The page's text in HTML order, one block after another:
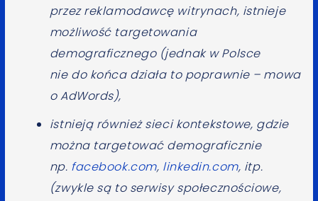
przez reklamodawcę witrynach, istnieje
możliwość targetowania
demograficznego (jednak w Polsce
nie do końca działa to poprawnie – mowa
o AdWords),
istnieją również sieci kontekstowe, gdzie
można targetować demograficznie
np. facebook.com, linkedin.com, itp.
(zwykle są to serwisy społecznościowe,